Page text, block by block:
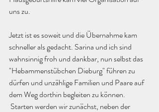
uns zu.
Jetzt ist es soweit und die Übernahme kam
schneller als gedacht. Sarina und ich sind
wahnsinnig froh und dankbar, nun selbst das
"Hebammenstübchen Dieburg" führen zu
dürfen und unzählige Familien und Paare auf
dem Weg dorthin begleiten zu können.